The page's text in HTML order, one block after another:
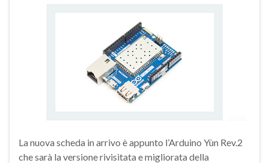
La nuova scheda in arrivo è appunto l’Arduino Yùn Rev.2
che sarà la versione rivisitata e migliorata della